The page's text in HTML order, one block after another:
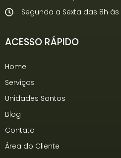
Segunda a Sexta das 8h às
ACESSO RÁPIDO
Home
Serviços
Unidades Santos
Blog
Contato
Área do Cliente